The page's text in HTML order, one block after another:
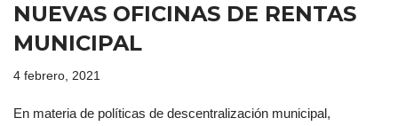
NUEVAS OFICINAS DE RENTAS
MUNICIPAL
4 febrero, 2021
En materia de políticas de descentralización municipal,